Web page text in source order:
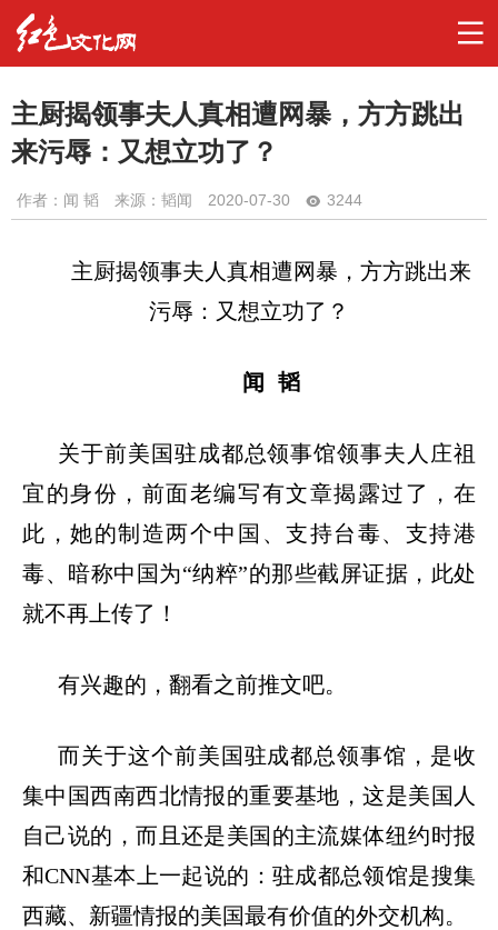
主厨揭领事夫人真相遭网暴，方方跳出
来污辱：又想立功了？
作者： 闻 韬 来源：韬闻 2020-07-30 3244
主厨揭领事夫人真相遭网暴，方方跳出来
污辱：又想立功了？
闻 韬
关于前美国驻成都总领事馆领事夫人庄祖
宜的身份，前面老编写有文章揭露过了，在
此，她的制造两个中国、支持台毒、支持港
毒、暗称中国为“纳粹”的那些截屏证据，此处
就不再上传了！
有兴趣的，翻看之前推文吧。
而关于这个前美国驻成都总领事馆，是收
集中国西南西北情报的重要基地，这是美国人
自己说的，而且还是美国的主流媒体纽约时报
和CNN基本上一起说的：驻成都总领馆是搜集
西藏、新疆情报的美国最有价值的外交机构。